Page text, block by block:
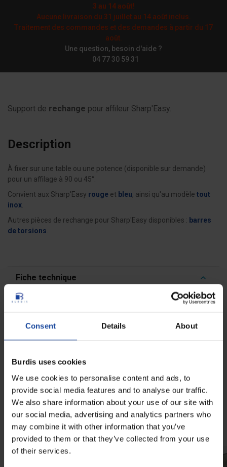
Consent Details About
Burdis uses cookies
We use cookies to personalise content and ads, to
provide social media features and to analyse our traffic.
We also share information about your use of our site with
our social media, advertising and analytics partners who
may combine it with other information that you’ve
provided to them or that they’ve collected from your use
of their services.
3 au 14 août!
Aucune livraison du 31 juillet au 14 août inclus.
Traitement des commandes et des demandes à partir du 17
août.
Une question, besoin d'aide ?
04 77 30 59 31
Support de rechange pour affileur Sharp'Easy.
Description
À fixer sur une table ou une potence (disponible sur demande)
pour un affilage à 90 ou 45°.
Convient aux Sharp'Easy rouge et bleu, ainsi qu'au modèle tout
inox
Autres pièces de rechange pour Sharp'Easy disponibles : barres
de torsions
Fiche technique
Dimensions
Matériaux inox AISI 304/304L
À voir également
MEILLEURE VENTE